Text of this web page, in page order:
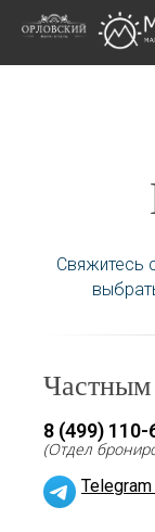
Свяжитесь
Частным
8 (499) 110-
(Отдел